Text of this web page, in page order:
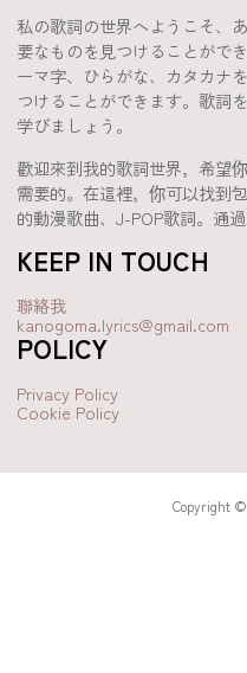
私の歌詞の世界へようこそ、
要なものを見つけることがで
ーマ字、ひらがな、カタカナ
つけることができます。歌詞
学びましょう。
歡迎來到我的歌詞世界，希望
需要的。在這裡，你可以找到
的動漫歌曲、J-POP歌詞。通
KEEP IN TOUCH
聯絡我
kanogoma.lyrics@gmail.com
POLICY
Privacy Policy
Cookie Policy
Copyright ©